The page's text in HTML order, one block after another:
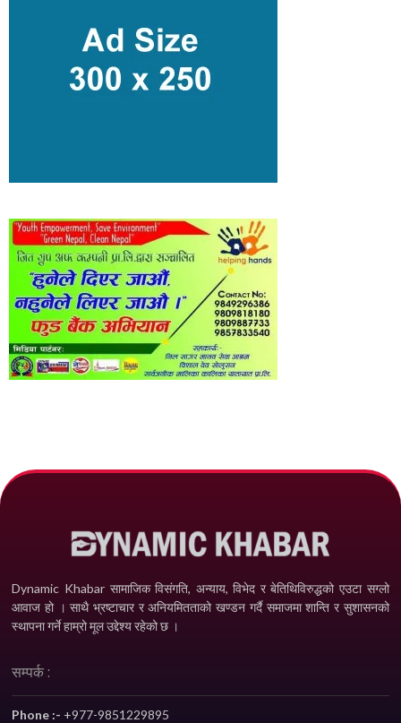
Dynamic Khabar सामाजिक विसंगति, अन्याय, विभेद­ र बेतिथिविरुद्धको एउटा सग्लो
आवाज हो । साथै भ्रष्टाचार र अनियमितताको खण्डन गर्दै समाजमा शान्ति र सुशासनको
स्थापना गर्ने हाम्रो मूल उद्देश्य रहेको छ ।
सम्पर्क :
Phone :- +977-9851229895